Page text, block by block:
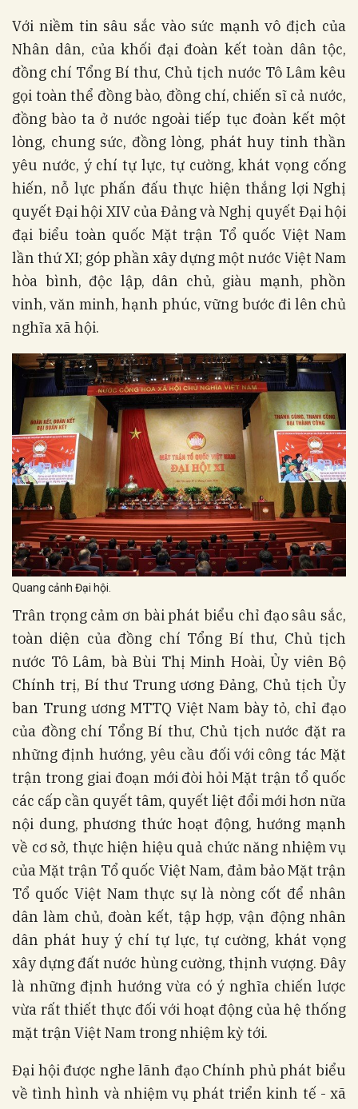
Với niềm tin sâu sắc vào sức mạnh vô địch của
Nhân dân, của khối đại đoàn kết toàn dân tộc,
đồng chí Tổng Bí thư, Chủ tịch nước Tô Lâm kêu
gọi toàn thể đồng bào, đồng chí, chiến sĩ cả nước,
đồng bào ta ở nước ngoài tiếp tục đoàn kết một
lòng, chung sức, đồng lòng, phát huy tinh thần
yêu nước, ý chí tự lực, tự cường, khát vọng cống
hiến, nỗ lực phấn đấu thực hiện thắng lợi Nghị
quyết Đại hội XIV của Đảng và Nghị quyết Đại hội
đại biểu toàn quốc Mặt trận Tổ quốc Việt Nam
lần thứ XI; góp phần xây dựng một nước Việt Nam
hòa bình, độc lập, dân chủ, giàu mạnh, phồn
vinh, văn minh, hạnh phúc, vững bước đi lên chủ
nghĩa xã hội.
Quang cảnh Đại hội.
Trân trọng cảm ơn bài phát biểu chỉ đạo sâu sắc,
toàn diện của đồng chí Tổng Bí thư, Chủ tịch
nước Tô Lâm, bà Bùi Thị Minh Hoài, Ủy viên Bộ
Chính trị, Bí thư Trung ương Đảng, Chủ tịch Ủy
ban Trung ương MTTQ Việt Nam bày tỏ, chỉ đạo
của đồng chí Tổng Bí thư, Chủ tịch nước đặt ra
những định hướng, yêu cầu đối với công tác Mặt
trận trong giai đoạn mới đòi hỏi Mặt trận tổ quốc
các cấp cần quyết tâm, quyết liệt đổi mới hơn nữa
nội dung, phương thức hoạt động, hướng mạnh
về cơ sở, thực hiện hiệu quả chức năng nhiệm vụ
của Mặt trận Tổ quốc Việt Nam, đảm bảo Mặt trận
Tổ quốc Việt Nam thực sự là nòng cốt để nhân
dân làm chủ, đoàn kết, tập hợp, vận động nhân
dân phát huy ý chí tự lực, tự cường, khát vọng
xây dựng đất nước hùng cường, thịnh vượng. Đây
là những định hướng vừa có ý nghĩa chiến lược
vừa rất thiết thực đối với hoạt động của hệ thống
mặt trận Việt Nam trong nhiệm kỳ tới.
Đại hội được nghe lãnh đạo Chính phủ phát biểu
về tình hình và nhiệm vụ phát triển kinh tế - xã